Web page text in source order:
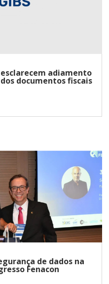
esclarecem adiamento
documentos fiscais
de dados na
Fenacon